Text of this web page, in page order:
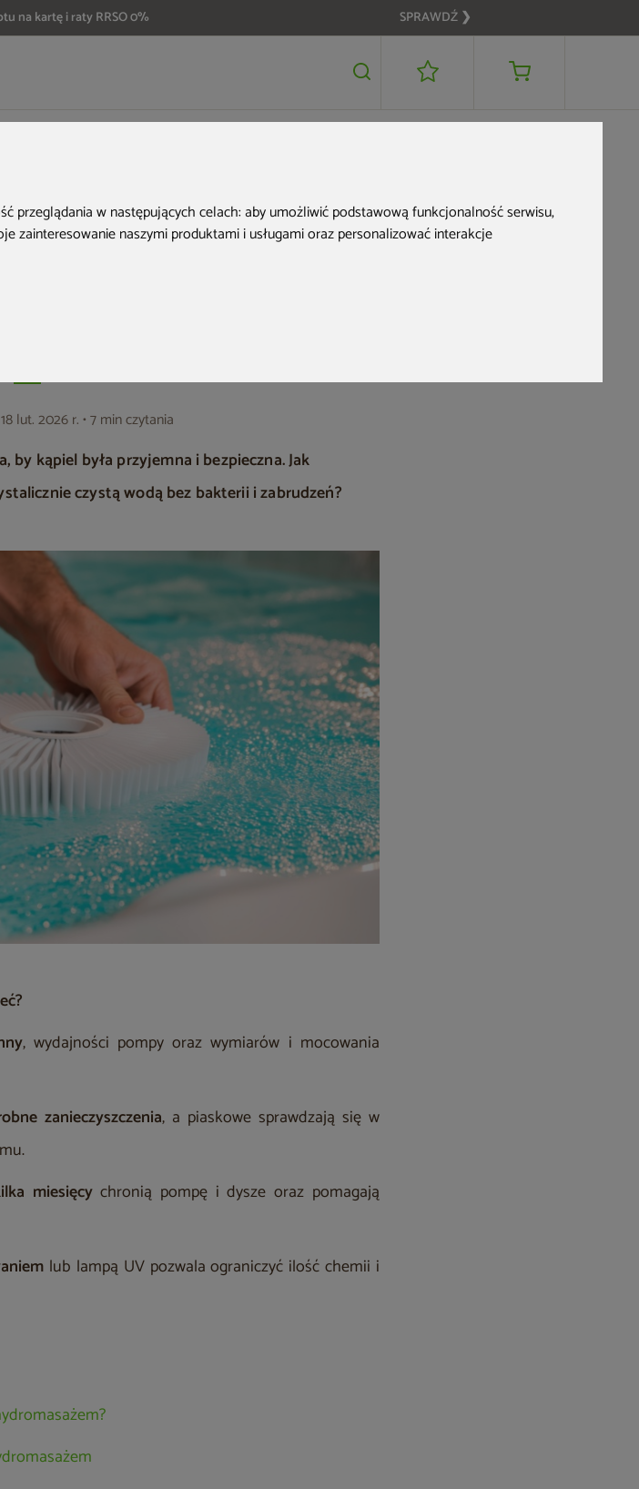
przeglądania w następujących celach:aby umożliwić podstawową funkcjonalność serwisu,
zainteresowanie naszymi produktami i usługami oraz personalizować interakcje
na kartę i raty RRSO 0% SPRAWDŹ ❯
kąpieli. Jaki filtr
lut. 2026 r. • 7 min czytania
kąpiel była przyjemna i bezpieczna. Jak
czystą wodą bez bakterii i zabrudzeń?
, wydajności pompy oraz wymiarów i mocowania
zanieczyszczenia, a piaskowe sprawdzają się w
miesięcychronią pompę i dysze oraz pomagają
lub lampą UV pozwala ograniczyć ilość chemii i